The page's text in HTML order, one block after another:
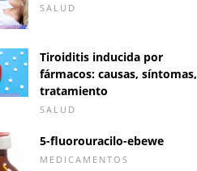
SALUD
Tiroiditis inducida por
fármacos: causas, síntomas,
tratamiento
SALUD
5-fluorouracilo-ebewe
MEDICAMENTOS